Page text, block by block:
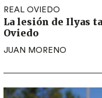
REAL OVIEDO
La lesión de Ilyas
Oviedo
JUAN MORENO